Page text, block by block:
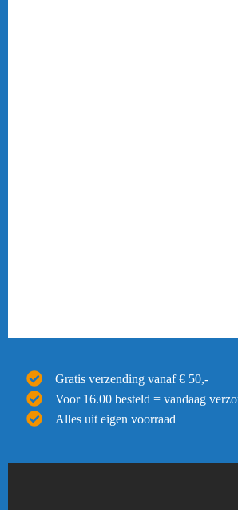
Gratis verzending vanaf € 50,-
Voor 16.00 besteld = vandaag
Alles uit eigen voorraad